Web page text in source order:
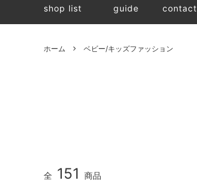
名入れ刺繍
shop list guide contact
ホーム ベビー/キッズファッション
全 151 商品